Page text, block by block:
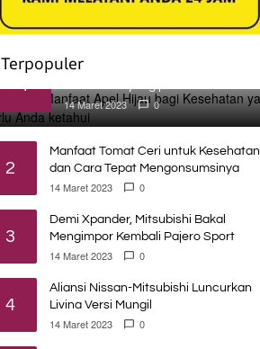
Terpopuler
1
Banyak Manfaat Apel Hijau bagi
ketahui
14 Maret 2023 0
2
Manfaat Tomat Ceri untuk Kesehatan
dan Cara Tepat Mengonsumsinya
14 Maret 2023 0
3
Demi Xpander, Mitsubishi Bakal
Mengimpor Kembali Pajero Sport
14 Maret 2023 0
4
Aliansi Nissan-Mitsubishi Luncurkan
Livina Versi Mungil
14 Maret 2023 0